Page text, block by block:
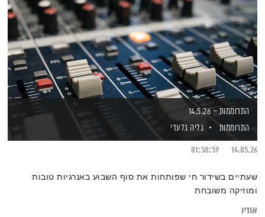
התרוממות – 14.5.26
התרוממות
גליה גלעדי
14.05.26
01:58:59
שעתיים בשידור חי שפותחות את סוף השבוע באנרגיות טובות
ומוזיקה משובחת
אודיו